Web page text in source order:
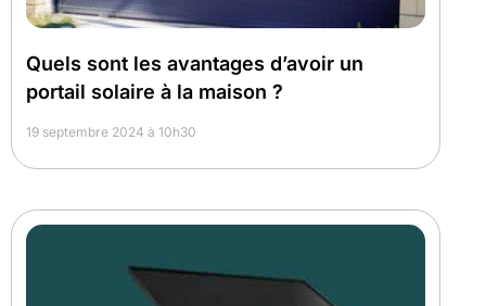
Quels sont les avantages d’avoir un
portail solaire à la maison ?
19 septembre 2024 à 10h30